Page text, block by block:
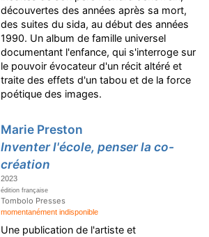
découvertes des années après sa mort,
des suites du sida, au début des années
1990. Un album de famille universel
documentant l'enfance, qui s'interroge sur
le pouvoir évocateur d'un récit altéré et
traite des effets d'un tabou et de la force
poétique des images.
Marie Preston
Inventer l'école, penser la co-
création
2023
édition française
Tombolo Presses
momentanément indisponible
Une publication de l'artiste et